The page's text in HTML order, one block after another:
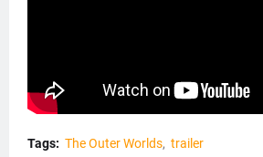
Tags: The Outer Worlds trailer